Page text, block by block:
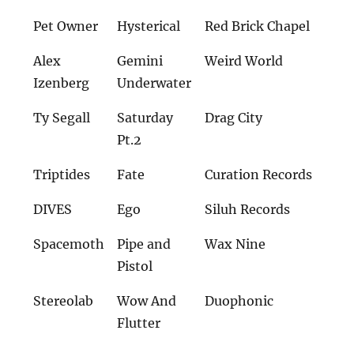
Pet Owner Hysterical Red Brick Chapel
Alex
Izenberg
Gemini
Underwater
Weird World
Ty Segall
Saturday
Pt.2
Drag City
Triptides Fate Curation Records
DIVES Ego Siluh Records
Spacemoth
Pipe and
Pistol
Wax Nine
Stereolab
Wow And
Flutter
Duophonic